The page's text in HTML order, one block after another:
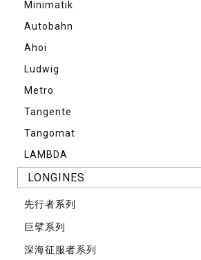
Minimatik
Autobahn
Ahoi
Ludwig
Metro
Tangente
Tangomat
LAMBDA
LONGINES
先⾏者系列
巨擘系列
深海征服者系列